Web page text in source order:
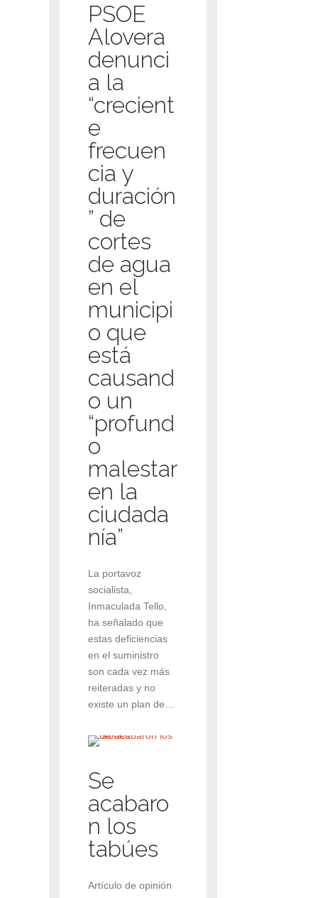
PSOE
Alovera
denunci
a la
“crecient
e
frecuen
cia y
duración
” de
cortes
de agua
en el
municipi
o que
está
causand
o un
“profund
o
malestar
en la
ciudada
nía”
La portavoz
socialista,
Inmaculada Tello,
ha señalado que
estas deficiencias
en el suministro
son cada vez más
reiteradas y no
existe un plan de…
Se
acabaro
n los
tabúes
Artículo de opinión